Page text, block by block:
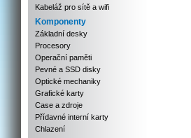
Kabeláž pro sítě a wifi
Komponenty
Základní desky
Procesory
Operační paměti
Pevné a SSD disky
Optické mechaniky
Grafické karty
Case a zdroje
Přídavné interní karty
Chlazení